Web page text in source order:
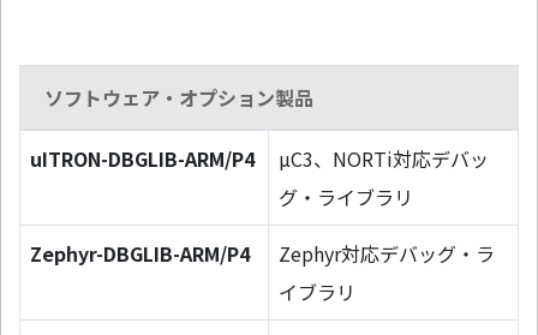
ソフトウェア・オプション製品
uITRON-DBGLIB-ARM/P4
µC3、NORTi対応デバッ
グ・ライブラリ
Zephyr-DBGLIB-ARM/P4
Zephyr対応デバッグ・ラ
イブラリ